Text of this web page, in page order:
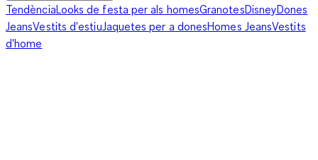
TendènciaLooks de festa per als homesGranotesDisneyDones
JeansVestits d'estiu Jaquetes per a donesHomes JeansVestits
d'home